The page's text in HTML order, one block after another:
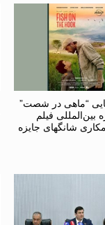
“ماهی در شصت”
بین‌المللی فیلم
شانگهای جایزه